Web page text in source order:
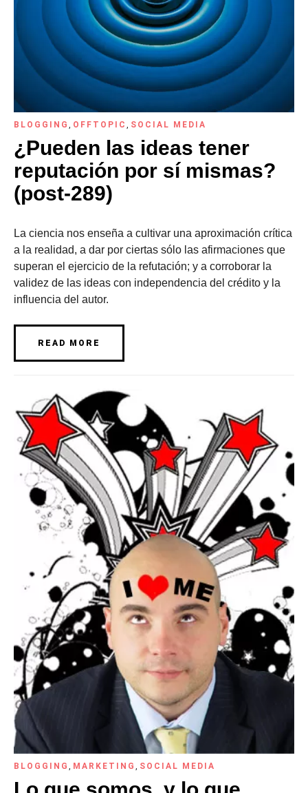
BLOGGING , OFFTOPIC , SOCIAL MEDIA
¿Pueden las ideas tener
reputación por sí mismas?
(post-289)
La ciencia nos enseña a cultivar una aproximación crítica
a la realidad, a dar por ciertas sólo las afirmaciones que
superan el ejercicio de la refutación; y a corroborar la
validez de las ideas con independencia del crédito y la
influencia del autor.
READ MORE
BLOGGING , MARKETING , SOCIAL MEDIA